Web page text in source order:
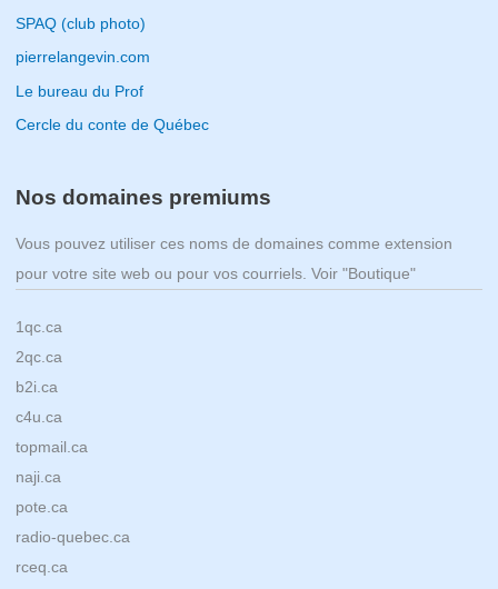
SPAQ (club photo)
pierrelangevin.com
Le bureau du Prof
Cercle du conte de Québec
Nos domaines premiums
Vous pouvez utiliser ces noms de domaines comme extension
pour votre site web ou pour vos courriels. Voir "Boutique"
1qc.ca
2qc.ca
b2i.ca
c4u.ca
topmail.ca
naji.ca
pote.ca
radio-quebec.ca
rceq.ca